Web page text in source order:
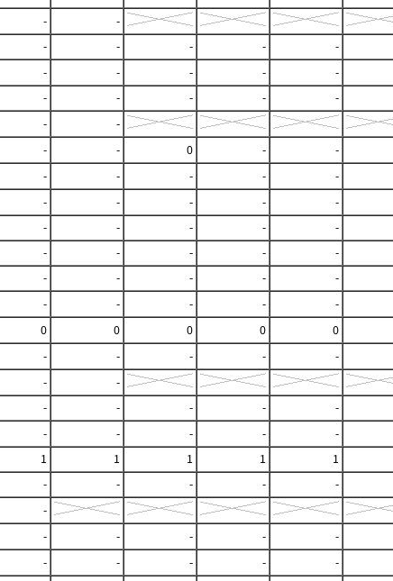
-
-
- - - - -
- - - - -
- - - - -
-
-
- - 0 - -
- - - - -
- - - - -
- - - - -
- - - - -
- - - - -
- - - - -
0 0 0 0 0
- - - - -
-
-
- - - - -
- - - - -
1 1 1 1 1
- - - - -
-
- - - - -
- - - - -